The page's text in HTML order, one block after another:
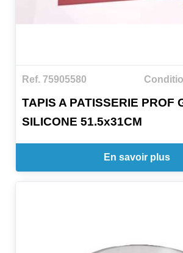
Ref. 75905580
TAPIS A PATISSERIE PROF
SILICONE 51.5x31CM
En savoir plus